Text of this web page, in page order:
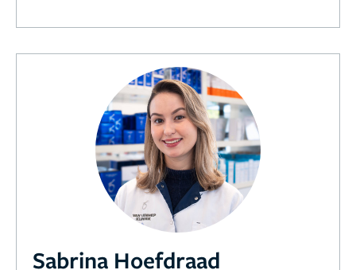
Sabrina Hoefdraad